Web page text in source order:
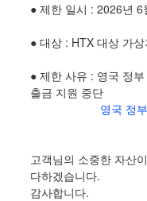
● 제한 일시 : 2026년 6
● 대상 : HTX 대상 가
● 제한 사유 : 영국 정
출금 지원 중단
영국 정
고객님의 소중한 자산
다하겠습니다.
감사합니다.